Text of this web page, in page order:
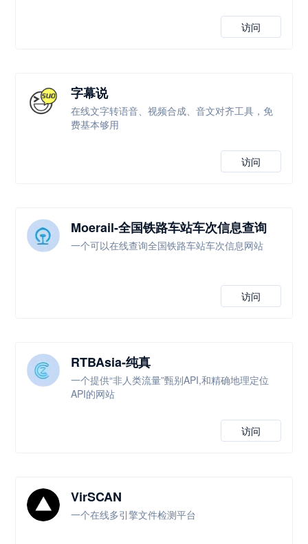
访问
字幕说
在线文字转语音、视频合成、音文对齐工具，免
费基本够用
访问
Moerail-全国铁路车站车次信息查询
一个可以在线查询全国铁路车站车次信息网站
访问
RTBAsia-纯真
一个提供“非人类流量”甄别API,和精确地理定位
API的网站
访问
VirSCAN
一个在线多引擎文件检测平台